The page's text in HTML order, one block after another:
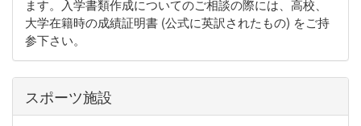
ます。入学書類作成についてのご相談の際には、高校、
大学在籍時の成績証明書 (公式に英訳されたもの) をご持
参下さい。
スポーツ施設